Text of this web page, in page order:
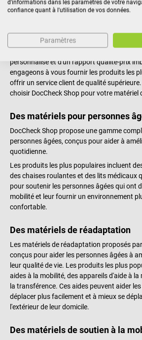
à vous procurer le matériel dont vous avez
En choisissant DocCheck Shop pour votre
personnalisé et d'un rapport qualité-prix
engageons à vous fournir les produits les
offrir un service client de qualité
choisir DocCheck Shop pour votre matériel
Des matériels pour personnes
DocCheck Shop propose une gamme
personnes âgées, conçus pour aider à
quotidienne.
Les produits les plus populaires incluent
des chaises roulantes et des lits médicaux
pour soutenir les personnes âgées qui ont
mobilité et leur fournir un environnement
confortable.
Des matériels de réadaptation
Les matériels de réadaptation proposés
conçus pour aider les personnes âgées à
leur qualité de vie. Les produits les plus
aides à la mobilité, des appareils d'aide à la
la transférence. Ces aides peuvent aider
déplacer plus facilement et à mieux se
l'extérieur de leur domicile.
Des matériels de soutien à la
d'informations dans les paramètres de votre
confiance quant à l'utilisation de vos données.
Paramètres